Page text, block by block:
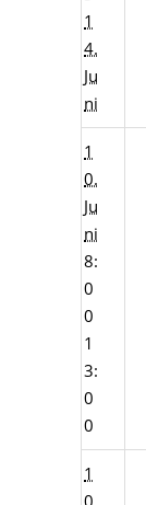
1
4.
Ju
ni
1
0.
Ju
ni
8:
0
0
1
3:
0
0
1
0.